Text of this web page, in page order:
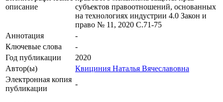
описание
субъектов правоотношений, основанных
на технологиях индустрии 4.0 Закон и
право № 11, 2020 С.71-75
Аннотация
-
Ключевые cлова
-
Год публикации
2020
Автор(ы)
Квициния Наталья Вячеславовна
Электронная копия
публикации
-